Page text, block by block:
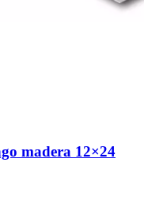
madera 12×24